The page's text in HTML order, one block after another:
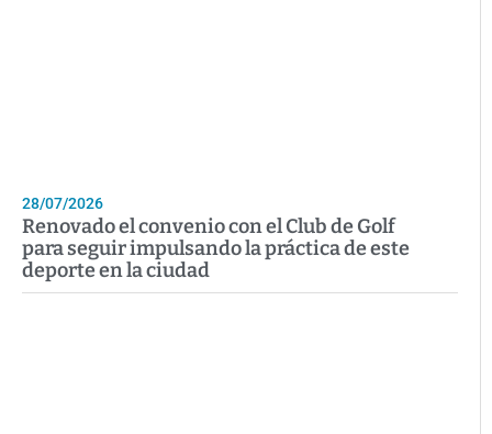
28/07/2026
Renovado el convenio con el Club de Golf
para seguir impulsando la práctica de este
deporte en la ciudad